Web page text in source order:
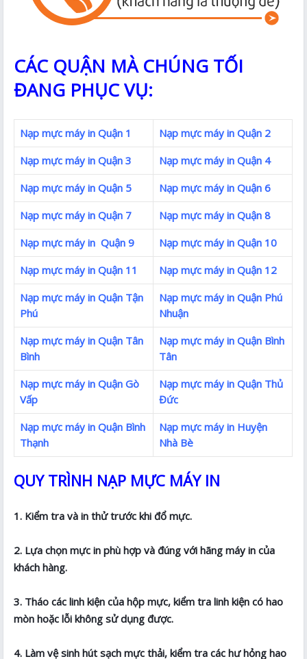
CÁC QUẬN MÀ CHÚNG TỐI
ĐANG PHỤC VỤ:
Nạp mực máy in Quận 1
Nạp mực máy in Quận 2
Nạp mực máy in Quận 3
Nạp mực máy in Quận 4
Nạp mực máy in Quận 5
Nạp mực máy in Quận 6
Nạp mực máy in Quận 7
Nạp mực máy in Quận 8
Nạp mực máy in Quận 9
Nạp mực máy in Quận 10
Nạp mực máy in Quận 11
Nạp mực máy in Quận 12
Nạp mực máy in Quận Tận
Phú
Nạp mực máy in Quận Phú
Nhuận
Nạp mực máy in Quận Tân
Bình
Nạp mực máy in Quận Bình
Tân
Nạp mực máy in Quận Gò
Vấp
Nạp mực máy in Quận Thủ
Đức
Nạp mực máy in Quận Bình
Thạnh
Nạp mực máy in Huyện
Nhà Bè
QUY TRÌNH NẠP MỰC MÁY IN
1. Kiểm tra và in thử trước khi đổ mực.
2. Lựa chọn mực in phù hợp và đúng với hãng máy in của
khách hàng.
3. Tháo các linh kiện của hộp mực, kiểm tra linh kiện có hao
mòn hoặc lỗi không sử dụng được.
4. Làm vệ sinh hút sạch mực thải, kiểm tra các hư hỏng hao